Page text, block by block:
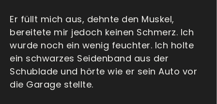
Er füllt mich aus, dehnte den Muskel,
bereitete mir jedoch keinen Schmerz. Ich
wurde noch ein wenig feuchter. Ich holte
ein schwarzes Seidenband aus der
Schublade und hörte wie er sein Auto vor
die Garage stellte.